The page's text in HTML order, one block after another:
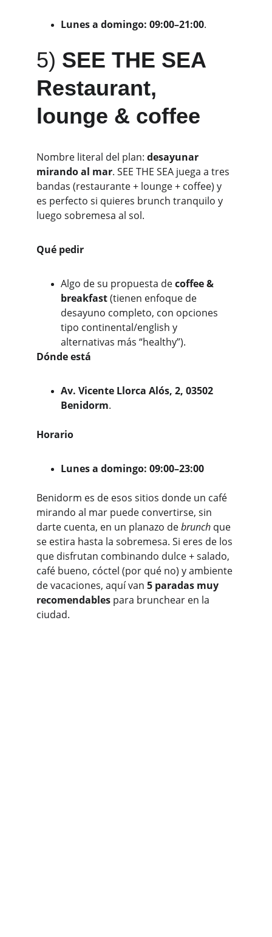
Lunes a domingo: 09:00–21:00.
5) SEE THE SEA
Restaurant,
lounge & coffee
Nombre literal del plan: desayunar
mirando al mar. SEE THE SEA juega a tres
bandas (restaurante + lounge + coffee) y
es perfecto si quieres brunch tranquilo y
luego sobremesa al sol.
Qué pedir
Algo de su propuesta de coffee &
breakfast (tienen enfoque de
desayuno completo, con opciones
tipo continental/english y
alternativas más “healthy”).
Dónde está
Av. Vicente Llorca Alós, 2, 03502
Benidorm.
Horario
Lunes a domingo: 09:00–23:00
Benidorm es de esos sitios donde un café
mirando al mar puede convertirse, sin
darte cuenta, en un planazo de brunch que
se estira hasta la sobremesa. Si eres de los
que disfrutan combinando dulce + salado,
café bueno, cóctel (por qué no) y ambiente
de vacaciones, aquí van 5 paradas muy
recomendables para brunchear en la
ciudad.